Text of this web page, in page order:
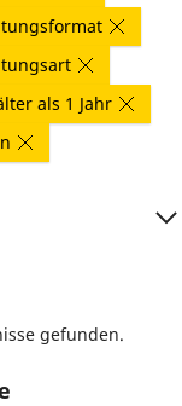
als 1 Jahr
gefunden.